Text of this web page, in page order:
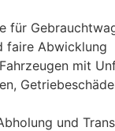
für
faire Abwicklung
mit
und